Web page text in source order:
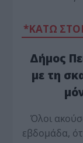
*ΚΑΤΩ
Δήμος
με τη
Όλοι
εβδομάδα,